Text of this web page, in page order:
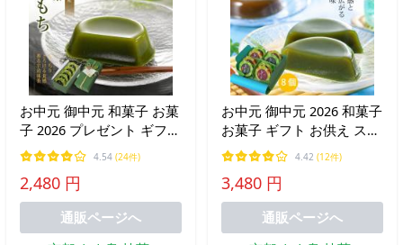
お中元 御中元 和菓子 お菓
子 2026 プレゼント ギフト
スイーツ 抹茶スイーツ 抹
茶葛餅 5個 くずもち 人気
お取り寄せ お返し 人気 高
級 70代 御供 京都 きよ泉
4.54 (24件)
2,480 円
通販ページへ
お中元 御中元 2026 和菓子
お菓子 ギフト お供え スイ
ーツ 抹茶スイーツ 葛餅 8
個入り 抹茶くずもち ほう
じ茶 人気 個包装 プレゼン
ト 内祝 60代 70代 きよ泉
4.42 (12件)
3,480 円
通販ページへ